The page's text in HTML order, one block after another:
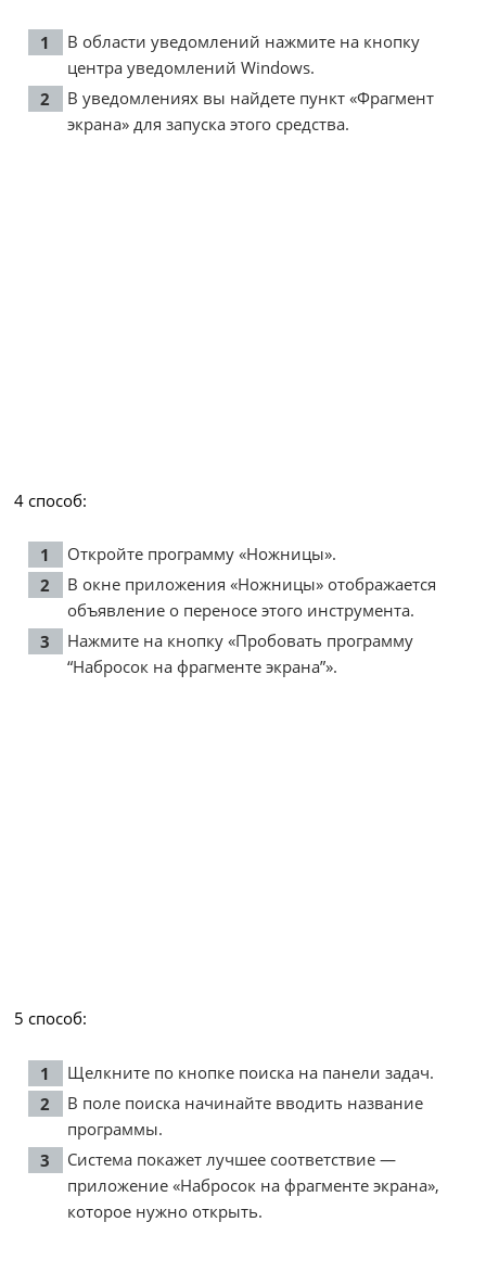
В области уведомлений нажмите на кнопку
центра уведомлений Windows.
В уведомлениях вы найдете пункт «Фрагмент
экрана» для запуска этого средства.
4 способ:
Откройте программу «Ножницы».
В окне приложения «Ножницы» отображается
объявление о переносе этого инструмента.
Нажмите на кнопку «Пробовать программу
“Набросок на фрагменте экрана”».
5 способ:
Щелкните по кнопке поиска на панели задач.
В поле поиска начинайте вводить название
программы.
Система покажет лучшее соответствие —
приложение «Набросок на фрагменте экрана»,
которое нужно открыть.